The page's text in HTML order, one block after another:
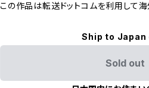
この作品は転送ドットコムを利用して
Ship to Japan
Sold out